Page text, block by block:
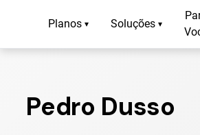
Planos ▾ Soluções ▾
Pedro Dusso